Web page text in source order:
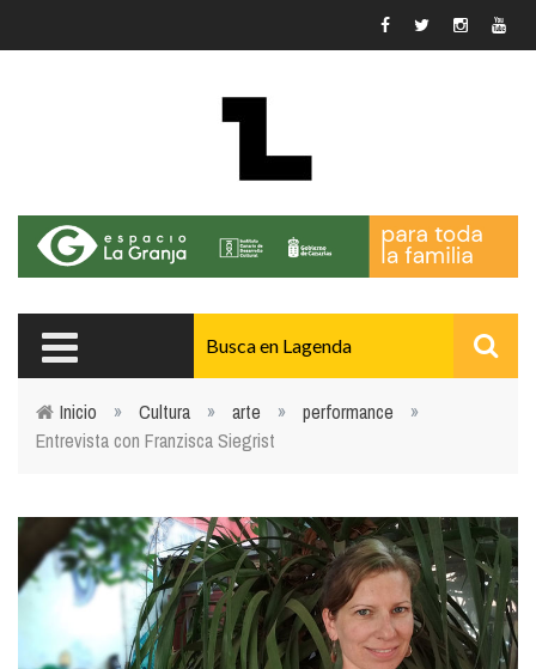
Usted está aquí
Inicio » Cultura » arte » performance
»
Entrevista con Franzisca Siegrist